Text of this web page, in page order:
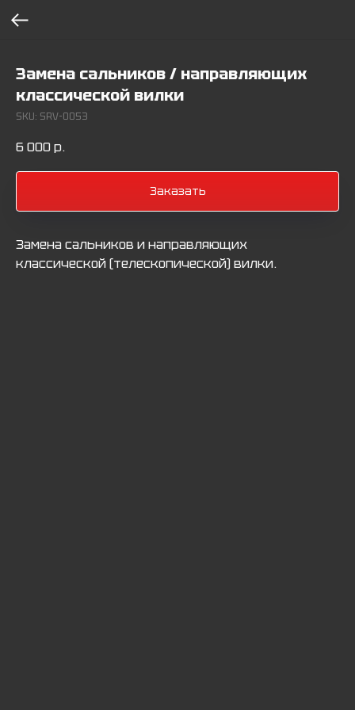
Замена сальников / направляющих
классической вилки
SKU: SRV-0053
6 000р.
Заказать
Замена сальников и направляющих
классической (телескопической) вилки.